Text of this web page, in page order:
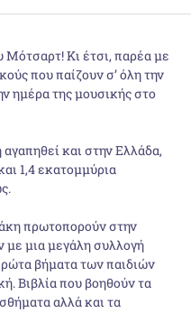
Μότσαρτ! Κι έτσι, παρέα με
που παίζουν σ’ όλη την
ημέρα της μουσικής στο
και στην Ελλάδα,
1,4 εκατομμύρια
πρωτοπορούν στην
με μια μεγάλη συλλογή
βήματα των παιδιών
Βιβλία που βοηθούν τα
αλλά και τα